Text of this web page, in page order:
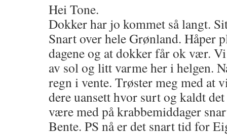
Hei Tone.
Dokker har jo kommet så langt.
Snart over hele Grønland. Håper
dagene og at dokker får ok vær.
av sol og litt varme her i helgen.
regn i vente. Trøster meg med at
dere uansett hvor surt og kaldt
være med på krabbemiddager
Bente. PS nå er det snart tid for